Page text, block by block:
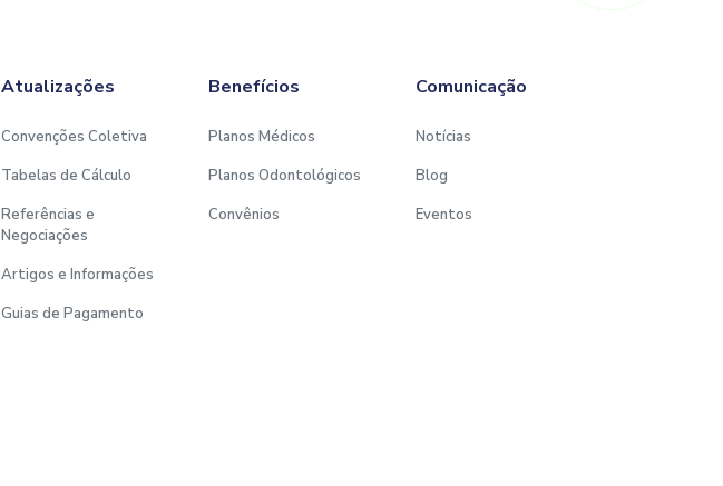
Atualizações
Convenções Coletiva
Tabelas de Cálculo
Referências e
Negociações
Artigos e Informações
Guias de Pagamento
Benefícios
Planos Médicos
Planos Odontológicos
Convênios
Comunicação
Notícias
Blog
Eventos